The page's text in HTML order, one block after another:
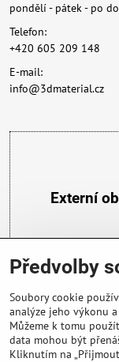
pondělí - pátek - po
Telefon:
+420 605 209 148
E-mail:
info@3dmaterial.cz
Externí
Povolit a
Předvolby
Soubory cookie
analýze jeho výkonu
Můžeme k tomu
data mohou být
Kliknutím na